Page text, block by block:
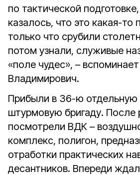
по тактической
казалось, что это какая-то
только что срубили
потом узнали, служивые
«поле чудес», –
Владимирович.
Прибыли в 36-ю отдельную
штурмовую бригаду. После
посмотрели ВДК –
комплекс, полигон,
отработки практических
десантников. Впереди